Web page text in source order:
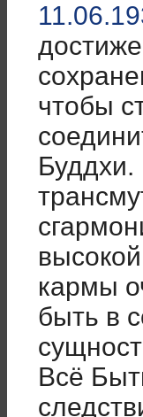
чтобы
Буддхи.
кармы
быть в
Всё